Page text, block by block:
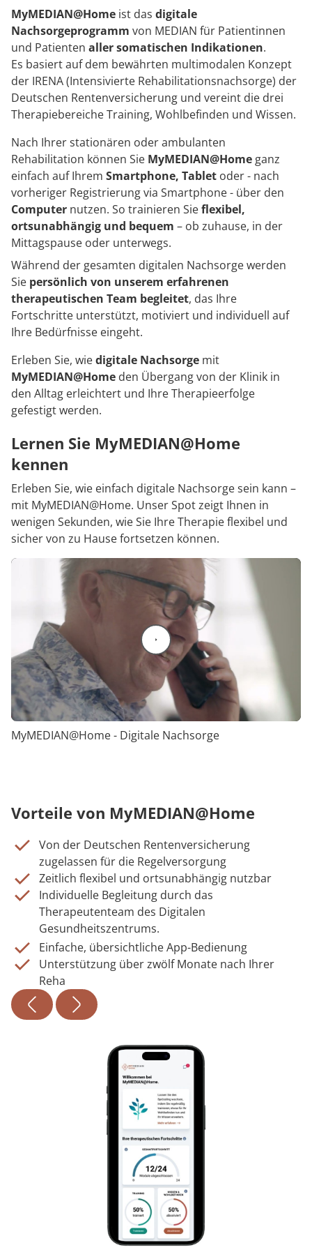
Karriere
MyMEDIAN@Home ist das digitale
Nachsorgeprogramm von MEDIAN für Patientinnen
und Patienten aller somatischen Indikationen.
Es basiert auf dem bewährten multimodalen Konzept
der IRENA (Intensivierte Rehabilitationsnachsorge) der
Deutschen Rentenversicherung und vereint die drei
Therapiebereiche Training, Wohlbefinden und Wissen.
Nach Ihrer stationären oder ambulanten
Rehabilitation können Sie MyMEDIAN@Home ganz
einfach auf Ihrem Smartphone, Tablet oder - nach
vorheriger Registrierung via Smartphone - über den
Computer nutzen. So trainieren Sieflexibel,
ortsunabhängig und bequem – ob zuhause, in der
Mittagspause oder unterwegs.
Während der gesamten digitalen Nachsorge werden
Sie persönlich von unserem erfahrenen
therapeutischen Team begleitet, das Ihre
Fortschritte unterstützt, motiviert und individuell auf
Ihre Bedürfnisse eingeht.
Erleben Sie, wiedigitale Nachsorge mit
MyMEDIAN@Home den Übergang von der Klinik in
den Alltag erleichtert und Ihre Therapieerfolge
gefestigt werden.
Lernen Sie MyMEDIAN@Home
kennen
Erleben Sie, wie einfach digitale Nachsorge sein kann –
mit MyMEDIAN@Home. Unser Spot zeigt Ihnen in
wenigen Sekunden, wie Sie Ihre Therapie flexibel und
sicher von zu Hause fortsetzen können.
Video abspielen
MyMEDIAN@Home - Digitale Nachsorge
Vorteile von MyMEDIAN@Home
Von der Deutschen Rentenversicherung
zugelassen für die Regelversorgung
Zeitlich flexibel und ortsunabhängig nutzbar
Individuelle Begleitung durch das
Therapeutenteam des Digitalen
Gesundheitszentrums.
Einfache, übersichtliche App-Bedienung
Unterstützung über zwölf Monate nach Ihrer
Reha